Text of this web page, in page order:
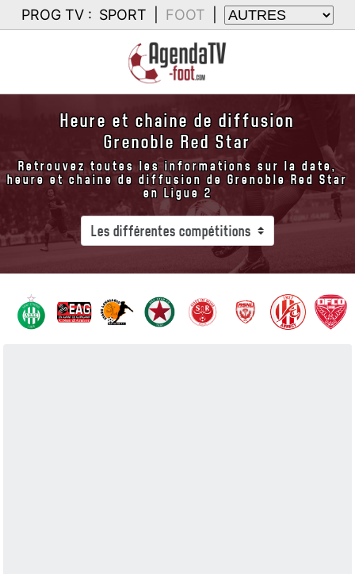
PROG TV : SPORT FOOT
Heure et chaine de diffusion
Grenoble Red Star
Retrouvez toutes les informations sur la date,
heure et chaine de diffusion de Grenoble Red Star
en Ligue 2